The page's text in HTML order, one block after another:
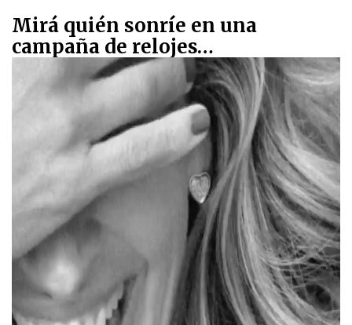
Mirá quién sonríe en una
campaña de relojes…